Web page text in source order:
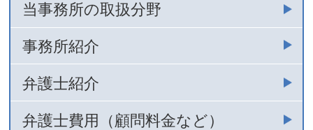
当事務所の取扱分野
事務所紹介
弁護士紹介
弁護士費用（顧問料金など）